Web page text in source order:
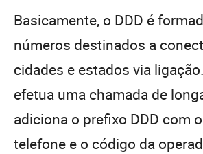
Basicamente, o DDD é
números destinados a
cidades e estados via
efetua uma chamada de
adiciona o prefixo DDD com
telefone e o código da